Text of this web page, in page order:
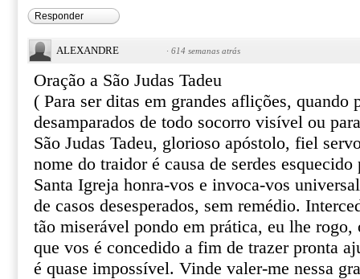
Responder
ALEXANDRE · 614 semanas atrás
Oração a São Judas Tadeu
( Para ser ditas em grandes aflições, quando
desamparados de todo socorro visível ou
São Judas Tadeu, glorioso apóstolo, fiel
nome do traidor é causa de serdes
Santa Igreja honra-vos e invoca-vos
de casos desesperados, sem remédio.
tão miserável pondo em prática, eu lhe
que vos é concedido a fim de trazer pronta
é quase impossível. Vinde valer-me nessa